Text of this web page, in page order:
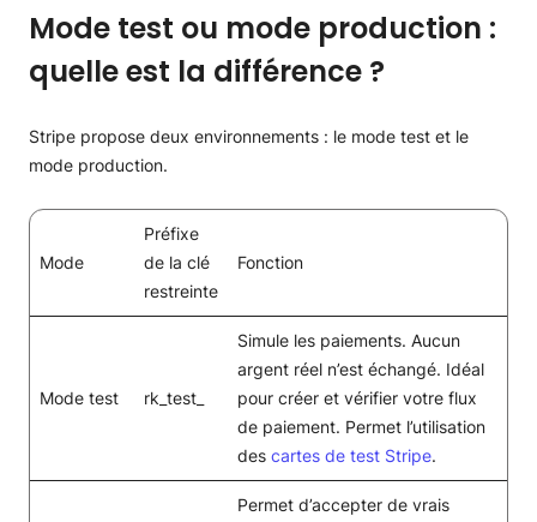
Mode test ou mode production :
quelle est la différence ?
Stripe propose deux environnements : le mode test et le
mode production.
Mode
Préfixe
de la clé
restreinte
Fonction
Mode test rk_test_
Simule les paiements. Aucun
argent réel n’est échangé. Idéal
pour créer et vérifier votre flux
de paiement. Permet l’utilisation
des cartes de test Stripe.
Permet d’accepter de vrais